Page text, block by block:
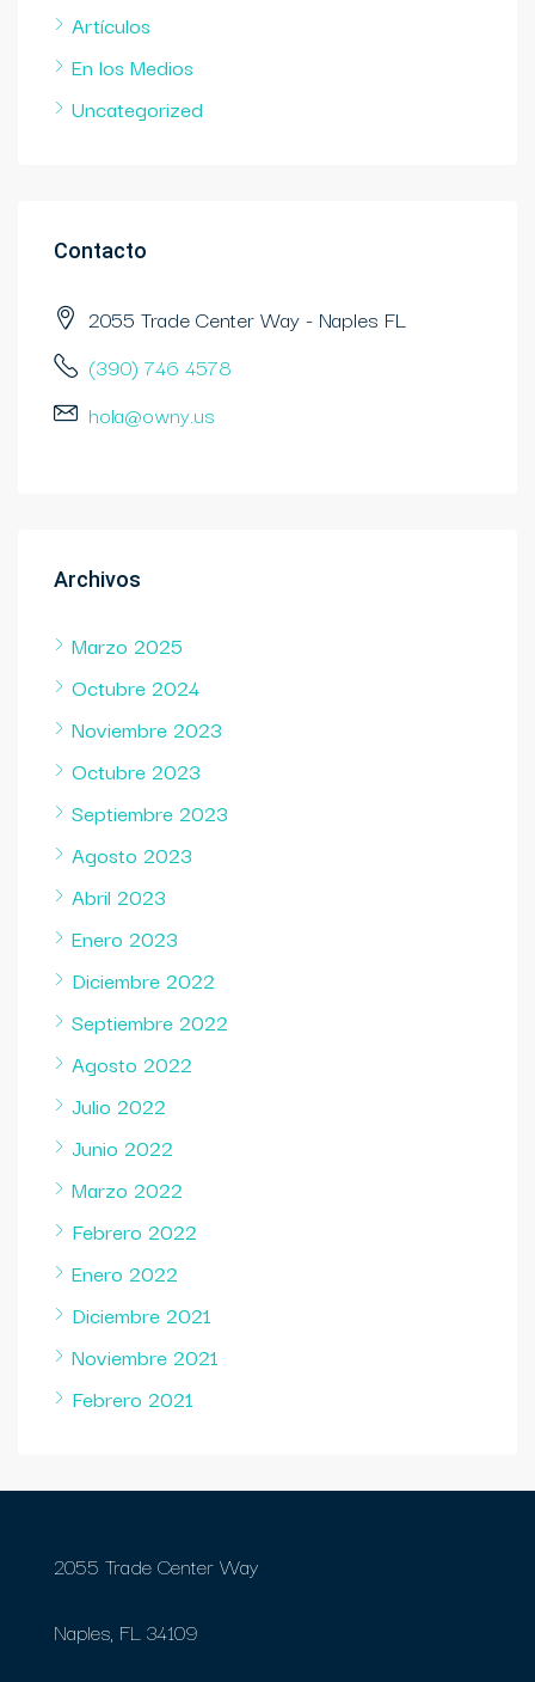
Artículos
En los Medios
Uncategorized
Contacto
2055 Trade Center Way - Naples FL
(390) 746 4578
hola@owny.us
Archivos
Marzo 2025
Octubre 2024
Noviembre 2023
Octubre 2023
Septiembre 2023
Agosto 2023
Abril 2023
Enero 2023
Diciembre 2022
Septiembre 2022
Agosto 2022
Julio 2022
Junio 2022
Marzo 2022
Febrero 2022
Enero 2022
Diciembre 2021
Noviembre 2021
Febrero 2021
2055 Trade Center Way
Naples, FL 34109